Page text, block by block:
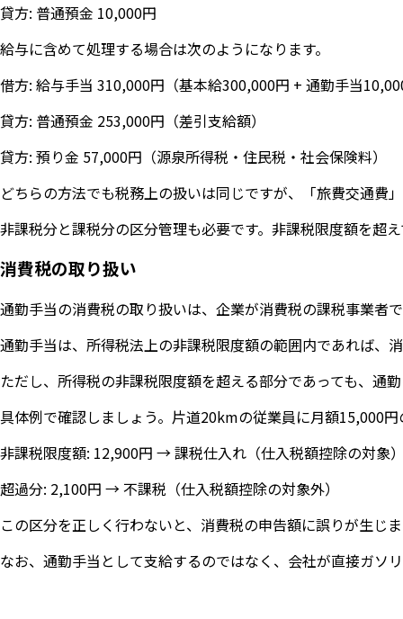
貸方: 普通預金 10,000円
給与に含めて処理する場合は次のようになります。
借方: 給与手当 310,000円（基本給300,000円 + 通勤手当
貸方: 普通預金 253,000円（差引支給額）
貸方: 預り金 57,000円（源泉所得税・住民税・社会保険料）
どちらの方法でも税務上の扱いは同じですが、「旅費交通費
非課税分と課税分の区分管理も必要です。非課税限度額を超
消費税の取り扱い
通勤手当の消費税の取り扱いは、企業が消費税の課税事業者
通勤手当は、所得税法上の非課税限度額の範囲内であれば、
ただし、所得税の非課税限度額を超える部分であっても、通
具体例で確認しましょう。片道20kmの従業員に月額15,000
非課税限度額: 12,900円 → 課税仕入れ（仕入税額控除の対象
超過分: 2,100円 → 不課税（仕入税額控除の対象外）
この区分を正しく行わないと、消費税の申告額に誤りが生じ
なお、通勤手当として支給するのではなく、会社が直接ガソ